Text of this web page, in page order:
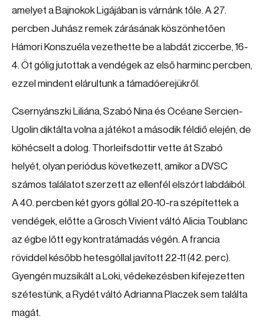
amelyet a Bajnokok Ligájában is várnánk tőle. A 27.
percben Juhász remek zárásának köszönhetően
Hámori Konszuéla vezethette be a labdát ziccerbe, 16-
4. Öt gólig jutottak a vendégek az első harminc percben,
ezzel mindent elárultunk a támadóerejükről.
Csernyánszki Liliána, Szabó Nina és Océane Sercien-
Ugolin diktálta volna a játékot a második féldiő elején, de
köhécselt a dolog. Thorleifsdottir vette át Szabó
helyét, olyan periódus következett, amikor a DVSC
számos találatot szerzett az ellenfél elszórt labdáiból.
A 40. percben két gyors góllal 20-10-ra szépítettek a
vendégek, előtte a Grosch Vivient váltó Alicia Toublanc
az égbe lőtt egy kontratámadás végén. A francia
röviddel később hetesgóllal javított 22-11 (42. perc).
Gyengén muzsikált a Loki, védekezésben kifejezetten
szétestünk, a Rydét váltó Adrianna Placzek sem találta
magát.